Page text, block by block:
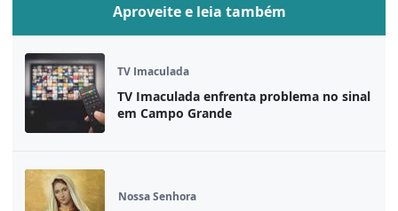
Aproveite e leia também
TV Imaculada
TV Imaculada enfrenta problema no sinal
em Campo Grande
Nossa Senhora